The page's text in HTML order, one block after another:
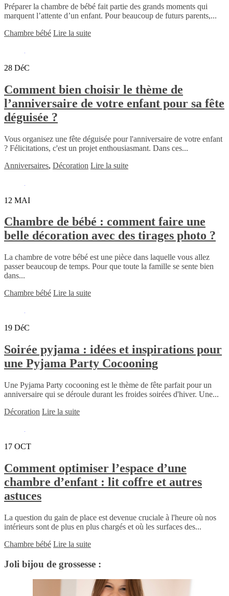
Préparer la chambre de bébé fait partie des grands moments qui
marquent l’attente d’un enfant. Pour beaucoup de futurs parents,...
Chambre bébé Lire la suite
28 DéC
Comment bien choisir le thème de
l’anniversaire de votre enfant pour sa fête
déguisée ?
Vous organisez une fête déguisée pour l'anniversaire de votre enfant
? Félicitations, c'est un projet enthousiasmant. Dans ces...
Anniversaires, Décoration Lire la suite
12 MAI
Chambre de bébé : comment faire une
belle décoration avec des tirages photo ?
La chambre de votre bébé est une pièce dans laquelle vous allez
passer beaucoup de temps. Pour que toute la famille se sente bien
dans...
Chambre bébé Lire la suite
19 DéC
Soirée pyjama : idées et inspirations pour
une Pyjama Party Cocooning
Une Pyjama Party cocooning est le thème de fête parfait pour un
anniversaire qui se déroule durant les froides soirées d'hiver. Une...
Décoration Lire la suite
17 OCT
Comment optimiser l’espace d’une
chambre d’enfant : lit coffre et autres
astuces
La question du gain de place est devenue cruciale à l'heure où nos
intérieurs sont de plus en plus chargés et où les surfaces des...
Chambre bébé Lire la suite
Joli bijou de grossesse :